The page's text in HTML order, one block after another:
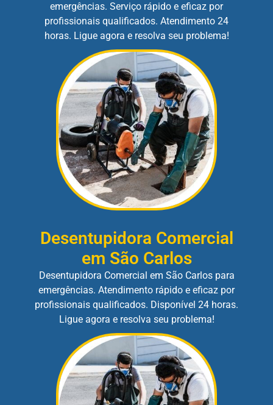
emergências. Serviço rápido e eficaz por
profissionais qualificados. Atendimento 24
horas. Ligue agora e resolva seu problema!
Desentupidora Comercial
em São Carlos
Desentupidora Comercial em São Carlos para
emergências. Atendimento rápido e eficaz por
profissionais qualificados. Disponível 24 horas.
Ligue agora e resolva seu problema!